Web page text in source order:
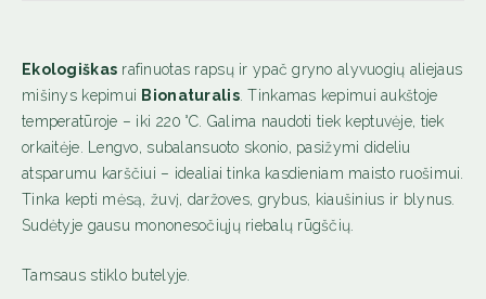
Ekologiškas rafinuotas rapsų ir ypač gryno alyvuogių aliejaus
mišinys kepimui Bionaturalis. Tinkamas kepimui aukštoje
temperatūroje – iki 220 °C. Galima naudoti tiek keptuvėje, tiek
orkaitėje. Lengvo, subalansuoto skonio, pasižymi dideliu
atsparumu karščiui – idealiai tinka kasdieniam maisto ruošimui.
Tinka kepti mėsą, žuvį, daržoves, grybus, kiaušinius ir blynus.
Sudėtyje gausu mononesočiųjų riebalų rūgščių.
Tamsaus stiklo butelyje.